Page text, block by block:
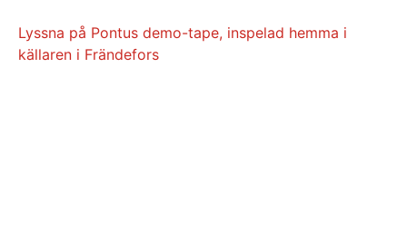
Lyssna på Pontus demo-tape, inspelad hemma i
källaren i Frändefors